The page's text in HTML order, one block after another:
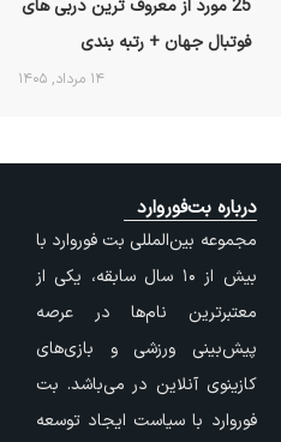
25 مورد از معروف ترین دربی های
فوتبال جهان + رتبه بندی
۱۴ مرداد, ۱۴۰۵
درباره بت‌فوروارد
مجموعه بین‌المللی بت فوروارد با
بیش از ۱۰ سال سابقه، یکی از
معتبرترین نام‌ها در عرصه
پیش‌بینی ورزشی و بازی‌های
کازینوی آنلاین در می‌باشد. بت
فوروارد با سیاست ایجاد توسعه